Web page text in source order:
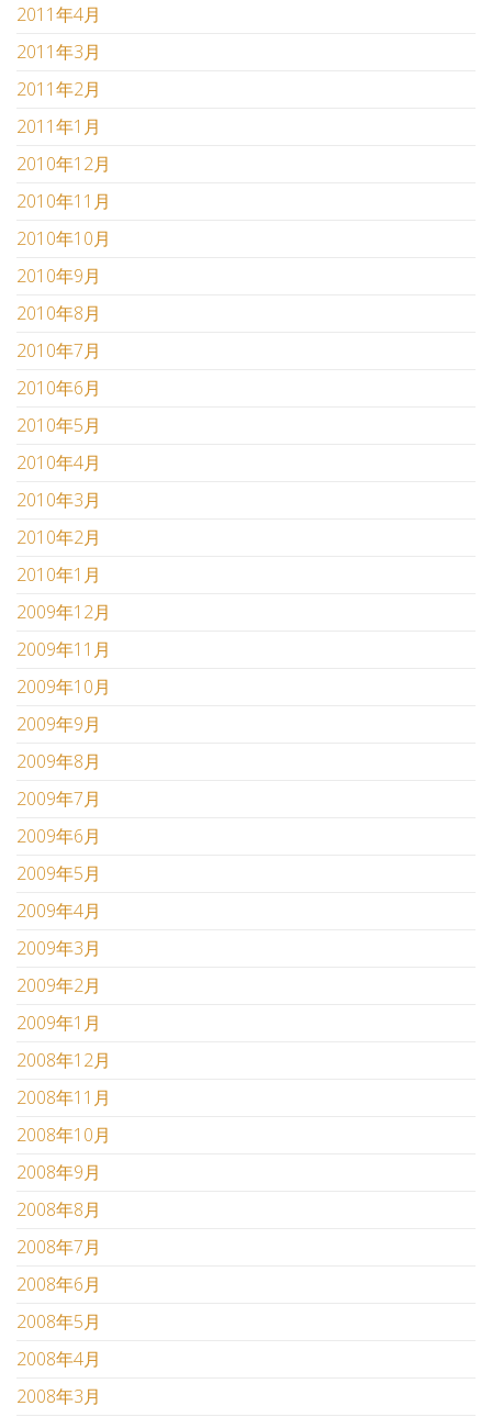
2011年4月
2011年3月
2011年2月
2011年1月
2010年12月
2010年11月
2010年10月
2010年9月
2010年8月
2010年7月
2010年6月
2010年5月
2010年4月
2010年3月
2010年2月
2010年1月
2009年12月
2009年11月
2009年10月
2009年9月
2009年8月
2009年7月
2009年6月
2009年5月
2009年4月
2009年3月
2009年2月
2009年1月
2008年12月
2008年11月
2008年10月
2008年9月
2008年8月
2008年7月
2008年6月
2008年5月
2008年4月
2008年3月